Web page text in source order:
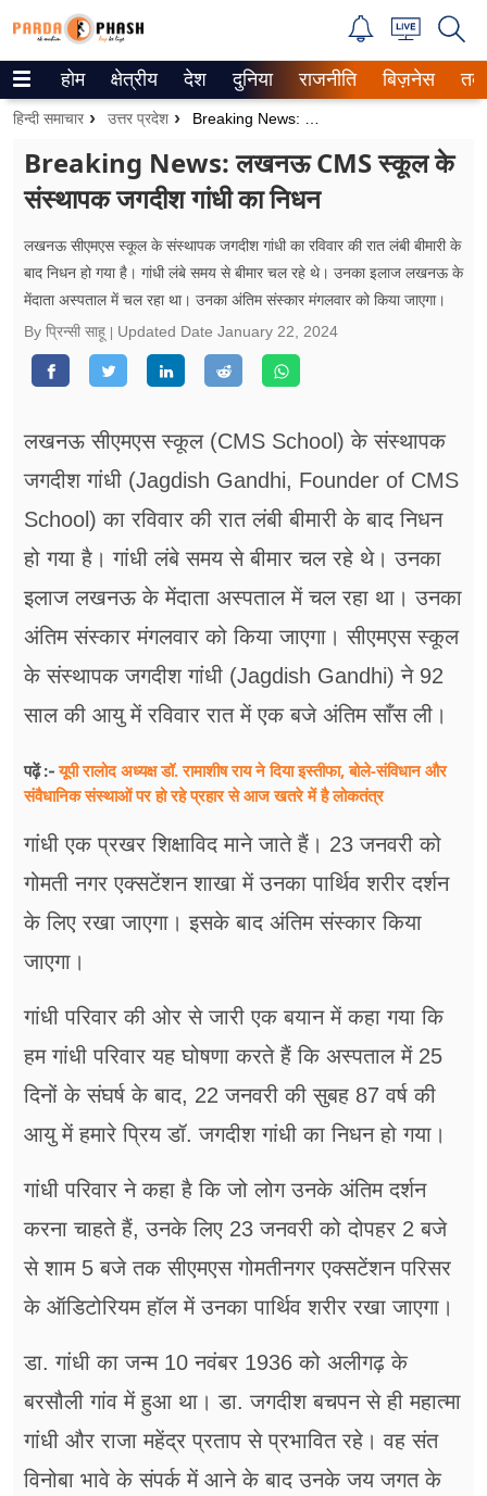
Trending on Google News
वेब स्टोरीज
उत्तर प्रदेश
गैलरी
वीडियो
जीवन मंत्रा
सेहत
ब्‍यूटी
जॉब्स
होम क्षेत्रीय देश दुनिया राजनीति बिज़नेस
हिन्दी समाचार उत्तर प्रदेश
Breaking News: लखनऊ CMS स्कूल के
संस्थापक जगदीश गांधी का निधन
लखनऊ सीएमएस स्कूल के संस्थापक जगदीश गांधी का रविवार की रात लंबी बीमारी के
बाद निधन हो गया है। गांधी लंबे समय से बीमार चल रहे थे। उनका इलाज लखनऊ के
मेंदाता अस्पताल में चल रहा था। उनका अंतिम संस्कार मंगलवार को किया जाएगा।
By प्रिन्सी साहू
Updated Date January 22, 2024
लखनऊ सीएमएस स्कूल (CMS School) के संस्थापक
जगदीश गांधी (Jagdish Gandhi, Founder of CMS
School) का रविवार की रात लंबी बीमारी के बाद निधन
हो गया है। गांधी लंबे समय से बीमार चल रहे थे। उनका
इलाज लखनऊ के मेंदाता अस्पताल में चल रहा था। उनका
अंतिम संस्कार मंगलवार को किया जाएगा। सीएमएस स्कूल
के संस्थापक जगदीश गांधी (Jagdish Gandhi) ने 92
साल की आयु में रविवार रात में एक बजे अंतिम साँस ली।
पढ़ें :-यूपी रालोद अध्यक्ष डॉ. रामाशीष राय ने दिया इस्तीफा, बोले-संविधान और
संवैधानिक संस्थाओं पर हो रहे प्रहार से आज खतरे में है लोकतंत्र
गांधी एक प्रखर शिक्षाविद माने जाते हैं। 23 जनवरी को
गोमती नगर एक्सटेंशन शाखा में उनका पार्थिव शरीर दर्शन
के लिए रखा जाएगा। इसके बाद अंतिम संस्कार किया
जाएगा।
गांधी परिवार की ओर से जारी एक बयान में कहा गया कि
हम गांधी परिवार यह घोषणा करते हैं कि अस्पताल में 25
दिनों के संघर्ष के बाद, 22 जनवरी की सुबह 87 वर्ष की
आयु में हमारे प्रिय डॉ. जगदीश गांधी का निधन हो गया।
गांधी परिवार ने कहा है कि जो लोग उनके अंतिम दर्शन
करना चाहते हैं, उनके लिए 23 जनवरी को दोपहर 2 बजे
से शाम 5 बजे तक सीएमएस गोमतीनगर एक्सटेंशन परिसर
के ऑडिटोरियम हॉल में उनका पार्थिव शरीर रखा जाएगा।
डा. गांधी का जन्म 10 नवंबर 1936 को अलीगढ़ के
बरसौली गांव में हुआ था। डा. जगदीश बचपन से ही महात्मा
गांधी और राजा महेंद्र प्रताप से प्रभावित रहे। वह संत
विनोबा भावे के संपर्क में आने के बाद उनके जय जगत के